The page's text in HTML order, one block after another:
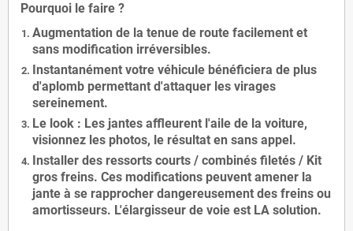
Pourquoi le faire ?
Augmentation de la tenue de route facilement et
sans modification irréversibles.
Instantanément votre véhicule bénéficiera de plus
d'aplomb permettant d'attaquer les virages
sereinement.
Le look : Les jantes affleurent l'aile de la voiture,
visionnez les photos, le résultat en sans appel.
Installer des ressorts courts / combinés filetés / Kit
gros freins. Ces modifications peuvent amener la
jante à se rapprocher dangereusement des freins ou
amortisseurs. L'élargisseur de voie est LA solution.